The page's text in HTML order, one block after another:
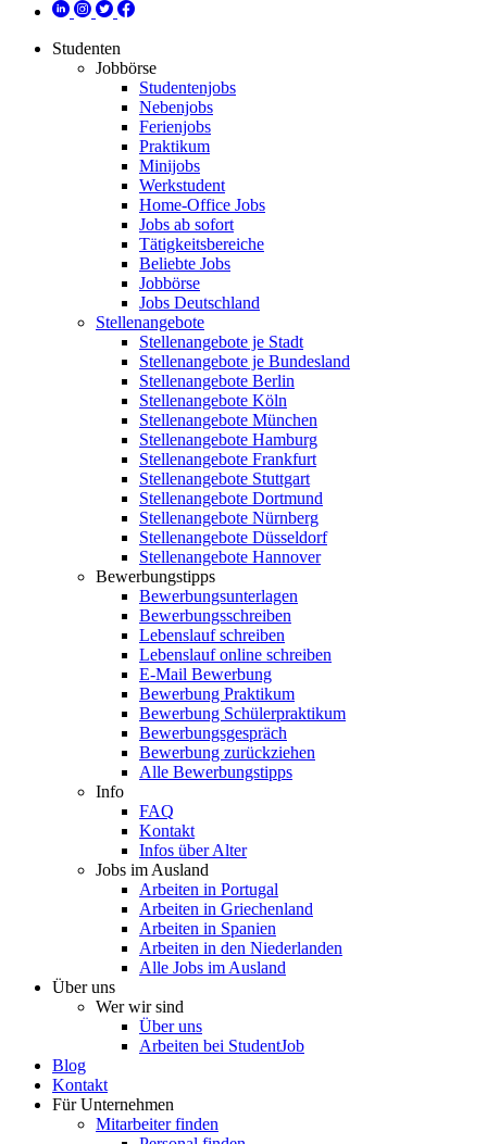
Studenten
Jobbörse
Studentenjobs
Nebenjobs
Ferienjobs
Praktikum
Minijobs
Werkstudent
Home-Office Jobs
Jobs ab sofort
Tätigkeitsbereiche
Beliebte Jobs
Jobbörse
Jobs Deutschland
Stellenangebote
Stellenangebote je Stadt
Stellenangebote je Bundesland
Stellenangebote Berlin
Stellenangebote Köln
Stellenangebote München
Stellenangebote Hamburg
Stellenangebote Frankfurt
Stellenangebote Stuttgart
Stellenangebote Dortmund
Stellenangebote Nürnberg
Stellenangebote Düsseldorf
Stellenangebote Hannover
Bewerbungstipps
Bewerbungsunterlagen
Bewerbungsschreiben
Lebenslauf schreiben
Lebenslauf online schreiben
E-Mail Bewerbung
Bewerbung Praktikum
Bewerbung Schülerpraktikum
Bewerbungsgespräch
Bewerbung zurückziehen
Alle Bewerbungstipps
Info
FAQ
Kontakt
Infos über Alter
Jobs im Ausland
Arbeiten in Portugal
Arbeiten in Griechenland
Arbeiten in Spanien
Arbeiten in den Niederlanden
Alle Jobs im Ausland
Über uns
Wer wir sind
Über uns
Arbeiten bei StudentJob
Blog
Kontakt
Für Unternehmen
Mitarbeiter finden